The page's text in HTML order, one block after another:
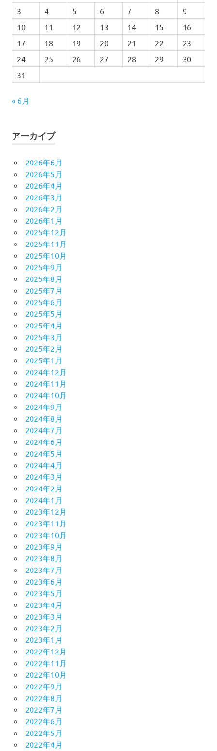
3
4 5 6 7 8
9
10
11 12 13 14 15
16
17
18 19 20 21 22
23
24
25 26 27 28 29
30
31
« 6月
アーカイブ
2026年6月
2026年5月
2026年4月
2026年3月
2026年2月
2026年1月
2025年12月
2025年11月
2025年10月
2025年9月
2025年8月
2025年7月
2025年6月
2025年5月
2025年4月
2025年3月
2025年2月
2025年1月
2024年12月
2024年11月
2024年10月
2024年9月
2024年8月
2024年7月
2024年6月
2024年5月
2024年4月
2024年3月
2024年2月
2024年1月
2023年12月
2023年11月
2023年10月
2023年9月
2023年8月
2023年7月
2023年6月
2023年5月
2023年4月
2023年3月
2023年2月
2023年1月
2022年12月
2022年11月
2022年10月
2022年9月
2022年8月
2022年7月
2022年6月
2022年5月
2022年4月